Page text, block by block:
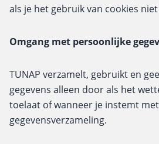
als je het gebruik van cookies
Omgang met persoonlijke
TUNAP verzamelt, gebruikt en
gegevens alleen door als het
toelaat of wanneer je instemt
gegevensverzameling.